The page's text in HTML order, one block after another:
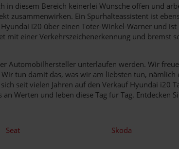
in diesem Bereich keinerlei Wünsche offen und
zusammenwirken. Ein Spurhalteassistent ist
i20 über einen Toter-Winkel-Warner und ist
mit einer Verkehrszeichenerkennung und bremst
Automobilhersteller unterlaufen werden. Wir
tun damit das, was wir am liebsten tun, nämlich
seit vielen Jahren auf den Verkauf Hyundai i20
Werten und leben diese Tag für Tag. Entdecken
Seat Skoda